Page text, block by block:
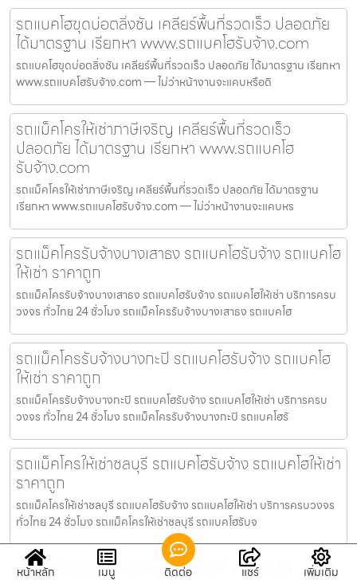
รถแบคโฮขุดบ่อตลิ่งชัน เคลียร์พื้นที่รวดเร็ว ปลอดภัย
ได้มาตรฐาน เรียกหา www.รถแบคโฮรับจ้าง.com
รถแบคโฮขุดบ่อตลิ่งชัน เคลียร์พื้นที่รวดเร็ว ปลอดภัย ได้มาตรฐาน เรียกหา
www.รถแบคโฮรับจ้าง.com — ไม่ว่าหน้างานจะแคบหรือดิ
รถแม็คโครให้เช่าภาษีเจริญ เคลียร์พื้นที่รวดเร็ว
ปลอดภัย ได้มาตรฐาน เรียกหา www.รถแบคโฮ
รับจ้าง.com
รถแม็คโครให้เช่าภาษีเจริญ เคลียร์พื้นที่รวดเร็ว ปลอดภัย ได้มาตรฐาน
เรียกหา www.รถแบคโฮรับจ้าง.com — ไม่ว่าหน้างานจะแคบหร
รถแม็คโครรับจ้างบางเสาธง รถแบคโฮรับจ้าง รถแบคโฮ
ให้เช่า ราคาถูก
รถแม็คโครรับจ้างบางเสาธง รถแบคโฮรับจ้าง รถแบคโฮให้เช่า บริการครบ
วงจร ทั่วไทย 24 ชั่วโมง รถแม็คโครรับจ้างบางเสาธง รถแบคโฮ
รถแม็คโครรับจ้างบางกะปิ รถแบคโฮรับจ้าง รถแบคโฮ
ให้เช่า ราคาถูก
รถแม็คโครรับจ้างบางกะปิ รถแบคโฮรับจ้าง รถแบคโฮให้เช่า บริการครบ
วงจร ทั่วไทย 24 ชั่วโมง รถแม็คโครรับจ้างบางกะปิ รถแบคโฮรั
รถแม็คโครให้เช่าชลบุรี รถแบคโฮรับจ้าง รถแบคโฮให้เช่า
ราคาถูก
รถแม็คโครให้เช่าชลบุรี รถแบคโฮรับจ้าง รถแบคโฮให้เช่า บริการครบวงจร
ทั่วไทย 24 ชั่วโมง รถแม็คโครให้เช่าชลบุรี รถแบคโฮรับจ
รถแม็คโครขุดบ่อทวีวัฒนา เคลียร์พื้นที่รวดเร็ว
หน้าหลัก เมนู ติดต่อ แชร์ เพิ่มเติม